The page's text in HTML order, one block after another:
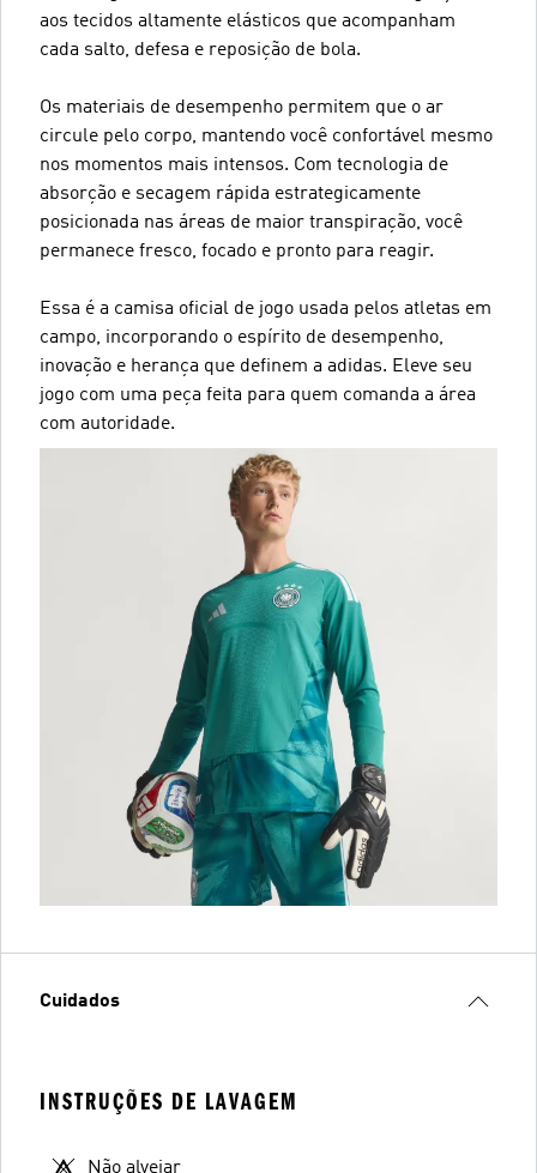
aos tecidos altamente elásticos que acompanham
cada salto, defesa e reposição de bola.
Os materiais de desempenho permitem que o ar
circule pelo corpo, mantendo você confortável mesmo
nos momentos mais intensos. Com tecnologia de
absorção e secagem rápida estrategicamente
posicionada nas áreas de maior transpiração, você
permanece fresco, focado e pronto para reagir.
Essa é a camisa oficial de jogo usada pelos atletas em
campo, incorporando o espírito de desempenho,
inovação e herança que definem a adidas. Eleve seu
jogo com uma peça feita para quem comanda a área
com autoridade.
Cuidados
INSTRUÇÕES DE LAVAGEM
Não alvejar